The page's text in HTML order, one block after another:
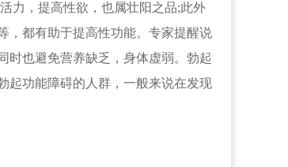
力，提高性欲，也属壮阳之品;此外
，都有助于提高性功能。专家提醒说
时也避免营养缺乏，身体虚弱。勃起
起功能障碍的人群，一般来说在发现